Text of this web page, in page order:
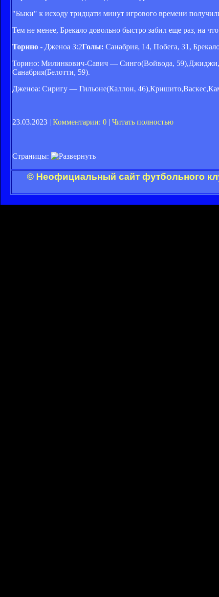
"Быки" к исходу тридцати минут игрового времени
Тем не менее, Брекало довольно быстро забил еще раз, на
Торино - Дженоа 3:2Голы: Санабрия, 14, Побега, 31,
Торино: Милинкович-Савич — Синго(Войвода,
Санабрия(Белотти, 59).
Дженоа: Сиригу — Гильоне(Каллон,
23.03.2023 | Комментарии: 0 | Читать полностью
Страницы:
© Неофициальный сайт футбольного